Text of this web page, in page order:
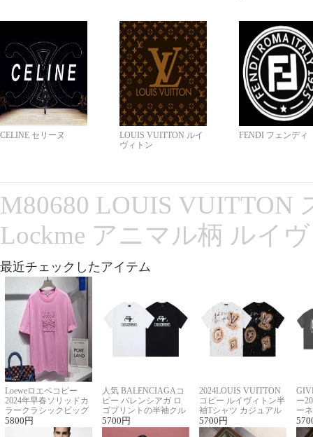
CELINE セリーヌ
LOUIS VUITTON ルイ
ヴィトン
FENDI フェンディ
M80680 LOUIS VUITTON
Lockme アニマル柄 ルイ
最近チェックしたアイテム
Loeweロエベコピー
2024年早春ソリッドカ
ラークラシックビッグ
ロゴ刺繍Tシャツ
5800 円
人気 BALENCIAGAコ
ピー バレンシアガ ロ
ゴプリントの半袖クル
ーネックTシャツ
5700 円
2024LOUIS VUITTON
コピー ルイヴィトン半
袖Tシャツ カジュアル
に馴染む 2色展開
5700 円
ー
ー
ー